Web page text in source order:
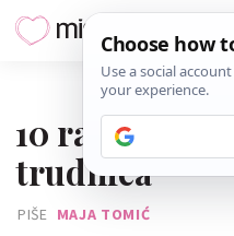
10 razloga
trudnica
PIŠE MAJA TOMIĆ